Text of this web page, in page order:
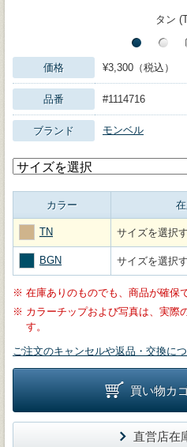
タン
価格 ¥3,300（税込）
品番 #1114716
ブランド モンベル
カラー
TN サイズを選択
BGN サイズを選択
※ 在庫ありのものでも、商品が確保
※ カラーチップおよび写真は、実際
す。
ご注文のキャンセルや返品・交換に
買い物カ
直営店在